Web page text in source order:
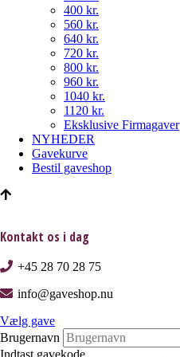
400 kr.
560 kr.
640 kr.
720 kr.
800 kr.
960 kr.
1040 kr.
1120 kr.
Eksklusive Firmagaver
NYHEDER
Gavekurve
Bestil gaveshop
Kontakt os i dag
+45 28 70 28 75
info@gaveshop.nu
Vælg gave
Brugernavn